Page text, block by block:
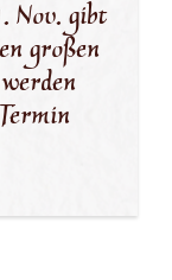
Nov. gibt
großen